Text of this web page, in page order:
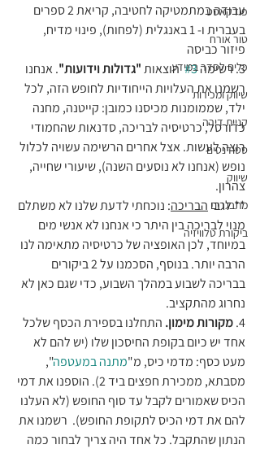
פודקאסט
טור אורח
כלים לסדר במידע
שיווק ומכירות
קניית דירה
סטודנטים
שיווק
מתבגרים
ביקורת טלוויזיה
עבודה במתמטיקה לחטיבה, קריאת 2 ספרים
בעברית ו- 1 באנגלית (לפחות), פינוי מדיח,
פיזור כביסה
3. רשימה
#3
  הוצאות
"גדולות וידועות". אנחנו
רשמנו את העלויות הייחודיות לחופש הזה, לכל
ילד, שממומנות מכיסנו כמובן: קייטנה, מחנה
כדורסל, כרטיסיה לבריכה, סדנאות שהחמודי
רוצה לעשות. אצל אחרים הרשימה עשויה לכלול
נופש (אנחנו לא נוסעים השנה), שיעורי שחייה,
צהרון.
** לגבי הבריכה: נוכחתי לדעת שלנו לא משתלם
מנוי לבריכה בין היתר כי אנחנו לא אנשי מים
במיוחד, לכן האופציה של כרטיסיה מתאימה לנו
הרבה יותר. בנוסף, הסכמנו על 2 ביקורים
בבריכה לשבוע במהלך השבוע, כדי שגם כאן לא
נחרוג מהתקציב.
4. מקורות מימון. התחלנו בספירת הכסף שלכל
אחד יש כיום בקופת החיסכון שלו (יש להם לא
מעט כסף: מדמי כיס, מ"מתנה במעטפה",
מסבתא, ממכירת חפצים ביד 2). הוספנו את דמי
הכיס שאמורים לקבל עד סוף החופש (לא העלנו
להם את דמי הכיס לתקופת החופש).  רשמנו את
הנתון שהתקבל. כל אחד היה צריך לבחור כמה